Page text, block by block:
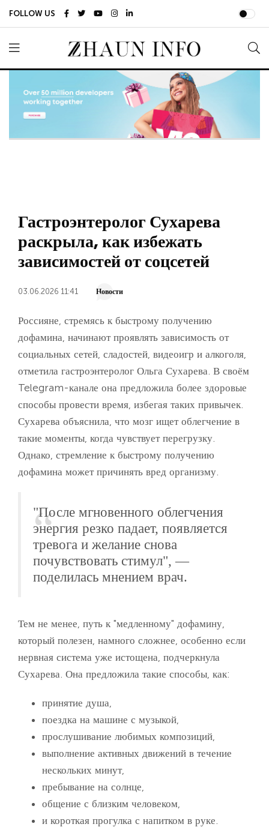
FOLLOW US
Гастроэнтеролог Сухарева
раскрыла, как избежать
зависимостей от соцсетей
03.06.2026 11:41 Новости
Россияне, стремясь к быстрому получению
дофамина, начинают проявлять зависимость от
социальных сетей, сладостей, видеоигр и алкоголя,
отметила гастроэнтеролог Ольга Сухарева. В своём
Telegram-канале она предложила более здоровые
способы провести время, избегая таких привычек.
Сухарева объяснила, что мозг ищет облегчение в
такие моменты, когда чувствует перегрузку.
Однако, стремление к быстрому получению
дофамина может причинять вред организму.
"После мгновенного облегчения
энергия резко падает, появляется
тревога и желание снова
почувствовать стимул", —
поделилась мнением врач.
Тем не менее, путь к "медленному" дофамину,
который полезен, намного сложнее, особенно если
нервная система уже истощена, подчеркнула
Сухарева. Она предложила такие способы, как:
принятие душа,
поездка на машине с музыкой,
прослушивание любимых композиций,
выполнение активных движений в течение
нескольких минут,
пребывание на солнце,
общение с близким человеком,
и короткая прогулка с напитком в руке.